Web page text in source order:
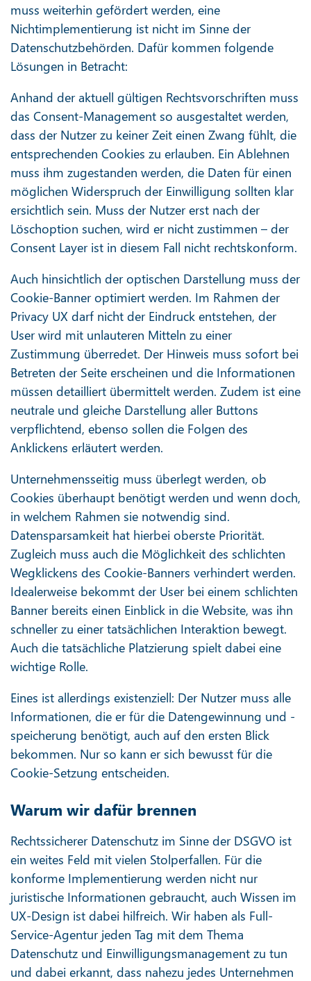
muss weiterhin gefördert werden, eine
Nichtimplementierung ist nicht im Sinne der
Datenschutzbehörden. Dafür kommen folgende
Lösungen in Betracht:
Anhand der aktuell gültigen Rechtsvorschriften muss
das Consent-Management so ausgestaltet werden,
dass der Nutzer zu keiner Zeit einen Zwang fühlt, die
entsprechenden Cookies zu erlauben. Ein Ablehnen
muss ihm zugestanden werden, die Daten für einen
möglichen Widerspruch der Einwilligung sollten klar
ersichtlich sein. Muss der Nutzer erst nach der
Löschoption suchen, wird er nicht zustimmen – der
Consent Layer ist in diesem Fall nicht rechtskonform.
Auch hinsichtlich der optischen Darstellung muss der
Cookie-Banner optimiert werden. Im Rahmen der
Privacy UX darf nicht der Eindruck entstehen, der
User wird mit unlauteren Mitteln zu einer
Zustimmung überredet. Der Hinweis muss sofort bei
Betreten der Seite erscheinen und die Informationen
müssen detailliert übermittelt werden. Zudem ist eine
neutrale und gleiche Darstellung aller Buttons
verpflichtend, ebenso sollen die Folgen des
Anklickens erläutert werden.
Unternehmensseitig muss überlegt werden, ob
Cookies überhaupt benötigt werden und wenn doch,
in welchem Rahmen sie notwendig sind.
Datensparsamkeit hat hierbei oberste Priorität.
Zugleich muss auch die Möglichkeit des schlichten
Wegklickens des Cookie-Banners verhindert werden.
Idealerweise bekommt der User bei einem schlichten
Banner bereits einen Einblick in die Website, was ihn
schneller zu einer tatsächlichen Interaktion bewegt.
Auch die tatsächliche Platzierung spielt dabei eine
wichtige Rolle.
Eines ist allerdings existenziell: Der Nutzer muss alle
Informationen, die er für die Datengewinnung und -
speicherung benötigt, auch auf den ersten Blick
bekommen. Nur so kann er sich bewusst für die
Cookie-Setzung entscheiden.
Warum wir dafür brennen
Rechtssicherer Datenschutz im Sinne der DSGVO ist
ein weites Feld mit vielen Stolperfallen. Für die
konforme Implementierung werden nicht nur
juristische Informationen gebraucht, auch Wissen im
UX-Design ist dabei hilfreich. Wir haben als Full-
Service-Agentur jeden Tag mit dem Thema
Datenschutz und Einwilligungsmanagement zu tun
und dabei erkannt, dass nahezu jedes Unternehmen